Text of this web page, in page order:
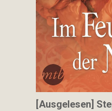
[Ausgelesen]